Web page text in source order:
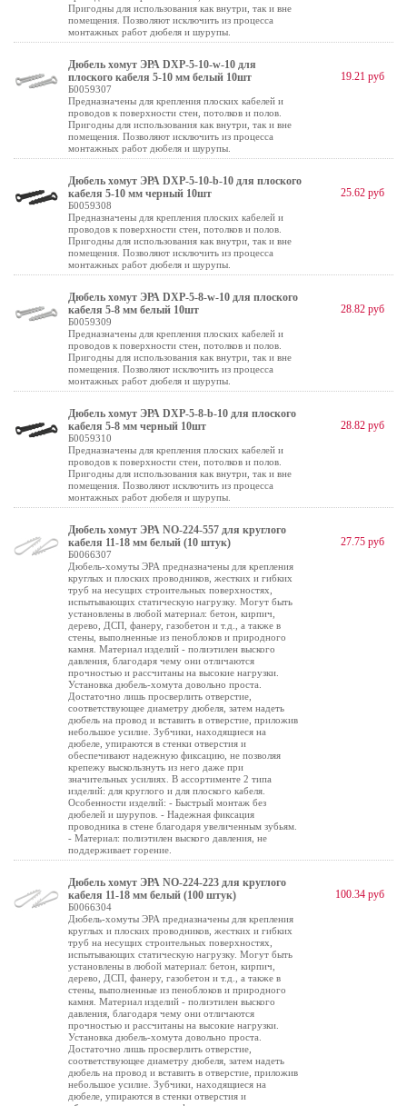
Пригодны для использования как внутри, так и вне
помещения. Позволяют исключить из процесса
монтажных работ дюбеля и шурупы.
Дюбель хомут ЭРА DXP-5-10-w-10 для
плоского кабеля 5-10 мм белый 10шт
Б0059307
Предназначены для крепления плоских кабелей и
проводов к поверхности стен, потолков и полов.
Пригодны для использования как внутри, так и вне
помещения. Позволяют исключить из процесса
монтажных работ дюбеля и шурупы.
19.21 руб
Дюбель хомут ЭРА DXP-5-10-b-10 для плоского
кабеля 5-10 мм черный 10шт
Б0059308
Предназначены для крепления плоских кабелей и
проводов к поверхности стен, потолков и полов.
Пригодны для использования как внутри, так и вне
помещения. Позволяют исключить из процесса
монтажных работ дюбеля и шурупы.
25.62 руб
Дюбель хомут ЭРА DXP-5-8-w-10 для плоского
кабеля 5-8 мм белый 10шт
Б0059309
Предназначены для крепления плоских кабелей и
проводов к поверхности стен, потолков и полов.
Пригодны для использования как внутри, так и вне
помещения. Позволяют исключить из процесса
монтажных работ дюбеля и шурупы.
28.82 руб
Дюбель хомут ЭРА DXP-5-8-b-10 для плоского
кабеля 5-8 мм черный 10шт
Б0059310
Предназначены для крепления плоских кабелей и
проводов к поверхности стен, потолков и полов.
Пригодны для использования как внутри, так и вне
помещения. Позволяют исключить из процесса
монтажных работ дюбеля и шурупы.
28.82 руб
Дюбель хомут ЭРА NO-224-557 для круглого
кабеля 11-18 мм белый (10 штук)
Б0066307
Дюбель-хомуты ЭРА предназначены для крепления
круглых и плоских проводников, жестких и гибких
труб на несущих строительных поверхностях,
испытывающих статическую нагрузку. Могут быть
установлены в любой материал: бетон, кирпич,
дерево, ДСП, фанеру, газобетон и т.д., а также в
стены, выполненные из пеноблоков и природного
камня. Материал изделий - полиэтилен выского
давления, благодаря чему они отличаются
прочностью и рассчитаны на высокие нагрузки.
Установка дюбель-хомута довольно проста.
Достаточно лишь просверлить отверстие,
соответствующее диаметру дюбеля, затем надеть
дюбель на провод и вставить в отверстие, приложив
небольшое усилие. Зубчики, находящиеся на
дюбеле, упираются в стенки отверстия и
обеспечивают надежную фиксацию, не позволяя
крепежу выскользнуть из него даже при
значительных усилиях. В ассортименте 2 типа
изделий: для круглого и для плоского кабеля.
Особенности изделий: - Быстрый монтаж без
дюбелей и шурупов. - Надежная фиксация
проводника в стене благодаря увеличенным зубьям.
- Материал: полиэтилен выского давления, не
поддерживает горение.
27.75 руб
Дюбель хомут ЭРА NO-224-223 для круглого
кабеля 11-18 мм белый (100 штук)
Б0066304
Дюбель-хомуты ЭРА предназначены для крепления
круглых и плоских проводников, жестких и гибких
труб на несущих строительных поверхностях,
испытывающих статическую нагрузку. Могут быть
установлены в любой материал: бетон, кирпич,
дерево, ДСП, фанеру, газобетон и т.д., а также в
стены, выполненные из пеноблоков и природного
камня. Материал изделий - полиэтилен выского
давления, благодаря чему они отличаются
прочностью и рассчитаны на высокие нагрузки.
Установка дюбель-хомута довольно проста.
Достаточно лишь просверлить отверстие,
соответствующее диаметру дюбеля, затем надеть
дюбель на провод и вставить в отверстие, приложив
небольшое усилие. Зубчики, находящиеся на
дюбеле, упираются в стенки отверстия и
100.34 руб